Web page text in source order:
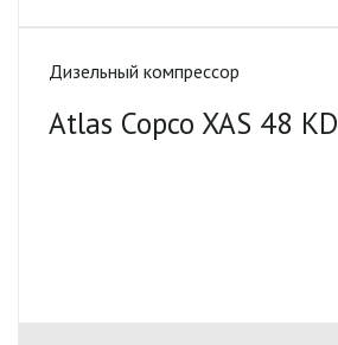
Дизельный компрессор
Atlas Copco XAS 48 KD